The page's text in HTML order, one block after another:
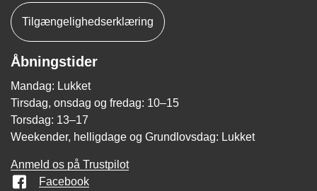
Tilgængelighedserklæring
Åbningstider
Mandag: Lukket
Tirsdag, onsdag og fredag: 10–15
Torsdag: 13–17
Weekender, helligdage og Grundlovsdag: Lukket
Anmeld os på Trustpilot
Facebook